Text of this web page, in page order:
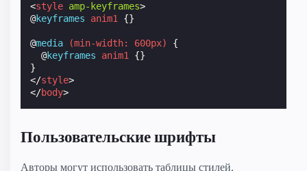
<style amp-keyframes>
@keyframes anim1 {}
@media (min-width: 600px)
{
@keyframes anim1 {}
}
</style>
</body>
Пользовательские шрифты
Авторы могут использовать таблицы стилей,